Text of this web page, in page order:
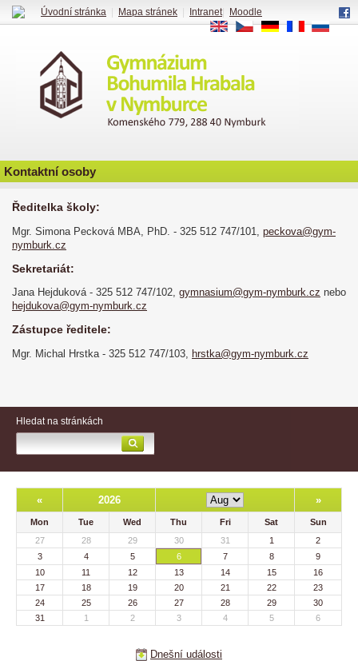
Kontaktní osoby
Ředitelka školy:
Mgr. Simona Pecková MBA, PhD. - 325 512 747/101, peckova@gym-
nymburk.cz
Sekretariát:
Jana Hejduková - 325 512 747/102, gymnasium@gym-nymburk.cz nebo
hejdukova@gym-nymburk.cz
Zástupce ředitele:
Mgr. Michal Hrstka - 325 512 747/103, hrstka@gym-nymburk.cz
Hledat na stránkách
« 2026 »
Mon Tue Wed Thu Fri Sat
Sun
27
28 29 30 31 1
2
3
4 5 6 7 8
9
10
11 12 13 14 15
16
17
18 19 20 21 22
23
24
25 26 27 28 29
30
31
1 2 3 4 5 6
Dnešní události
Úvodní stránka Mapa stránek Intranet|
Moodle
EN
CS DE FR RU